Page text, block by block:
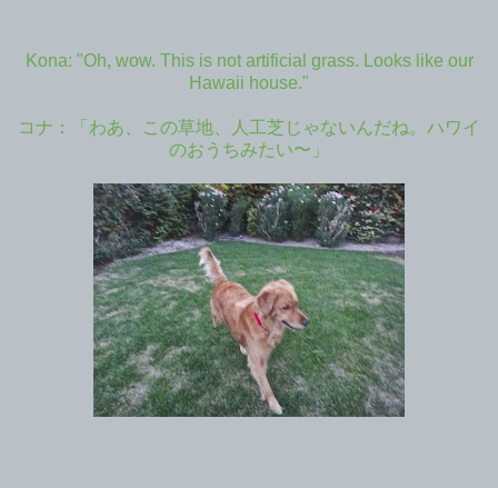
Kona: "Oh, wow. This is not artificial grass. Looks like our
Hawaii house."
コナ：「わあ、この草地、人工芝じゃないんだね。ハワイ
のおうちみたい〜」